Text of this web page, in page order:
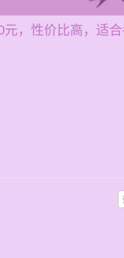
，性价比高，适合